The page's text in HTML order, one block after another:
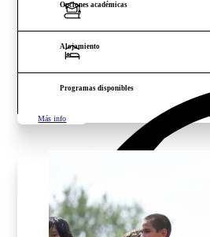
Opciones académicas
Alojamiento
Programas disponibles
Más info